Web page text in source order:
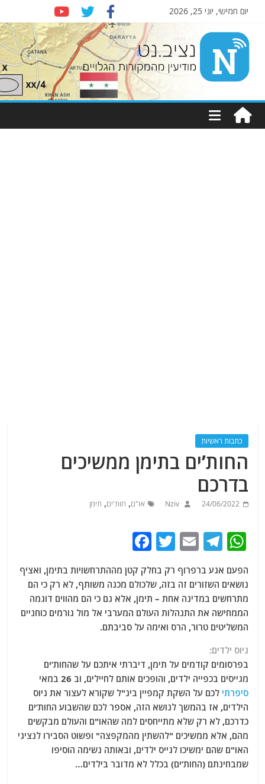
יום חמישי, יוני 25, 2026
Nziv.net
מודיעין
מהמקורות
כתבות ראשיות
החות’ים בתימן ממשיכים
בדרכם
24/06/2022
Nziv או"ם, חות'ים, תימן
W
at
s
A
p
p
T
e
g
ra
m
E
ai
l
T
w
itt
er
c
e
b
o
o
k
הפעם אגע ברפרוף רק בחלק קטן מההתרחשויות בתימן, ואציף
נושאים השזורים זה בזה, שלכולם מכנה משותף, לא רק כי הם
מתרחשים במדינה אחת – תימן, אלא גם כי הם מהווים דוגמה
הממחישה את התנהלות העולם המערבי אל מול גורמים כוחניים
המשליטים טרור, הרס ואימה על סביבתם.
גיוס ילדים:
בפרסומים קודמים על תימן, דיברתי איתכם על שהחות’ים
מגייסים בכפייה ילדים, והופכים אותם לחיילים, וב 26 במאי
סיפרתי לכם על השקת קמפיין בינ"ל שקורא לעצור את גיוס
הילדים, אז בהמשך לנושא הזה, אספר לכם שהשבוע החות’ים
כדרכם, לא רק שלא מתייחסים למה שהאו"ם והעולם מבקשים
מהם, אלא ממשיכים "להשתין מהמקפצה" ופשוט הסבירו לנציגי
האו"ם שהם ימשיכו לגייס ילדים, ובאותה נשימה הוסיפו
שמבחינתם (החות’ים) בכלל לא מדובר בילדים…